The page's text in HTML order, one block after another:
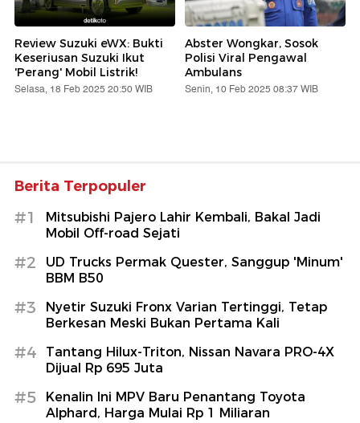
Review Suzuki eWX: Bukti
Keseriusan Suzuki Ikut
'Perang' Mobil Listrik!
Selasa, 18 Feb 2025 20:50 WIB
Abster Wongkar, Sosok
Polisi Viral Pengawal
Ambulans
Senin, 10 Feb 2025 08:37 WIB
Berita Terpopuler
#1
Mitsubishi Pajero Lahir Kembali, Bakal Jadi
Mobil Off-road Sejati
#2
UD Trucks Permak Quester, Sanggup 'Minum'
BBM B50
#3
Nyetir Suzuki Fronx Varian Tertinggi, Tetap
Berkesan Meski Bukan Pertama Kali
#4
Tantang Hilux-Triton, Nissan Navara PRO-4X
Dijual Rp 695 Juta
#5
Kenalin Ini MPV Baru Penantang Toyota
Alphard, Harga Mulai Rp 1 Miliaran